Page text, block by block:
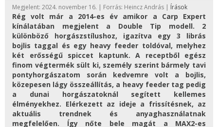
Megjelent: 2024. november 16. | Forrás: Heincz András | Írások
Rég volt már a 2014-es év amikor a Carp Expert
kínálatában megjelent a Double Tip modell. 2
különböző horgászstílushoz, igazítva egy 3 librás
bojlis taggal és egy heavy feeder toldóval, melyhez
két erősségű spiccet kaptunk. A receptből egész
finom végtermék sült ki, személy szerint bármely tavi
pontyhorgászatom során kedvemre volt a bojlis,
közepesen lágy összeállítás, a heavy feeder tag pedig
a dunai horgászatoknál segített kellemes
élményekhez. Elérkezett az ideje a frissítésnek, az
aktuális trendnek és anyaghasználatnak
megfelelően. Így nőte bele magát a MAX2-es